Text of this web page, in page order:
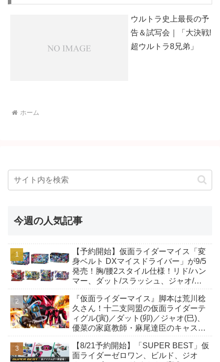
ウルトラ史上最長の予
告＆試写会｜「大決戦!
超ウルトラ8兄弟」
ホーム
今週の人気記事
【予約開始】仮面ライダーマイス「変
身ベルト DXマイスドライバー」が9/5
発売！胸/腰2スタイル仕様！リド/ハン
マー、ダット/スラッシュ、ジャオ/バ
も！
『仮面ライダーマイス』脚本は荒川稔
久さん！十二支同盟の仮面ライダーテ
ィグル(寅)／ダット(卯)／ジャオ(巳)、
優菜の家庭教師・麻尾達臣のキャスト
んも変身！
【8/21予約開始】「SUPER BEST」仮
面ライダーゼロワン、ビルド、ジオ